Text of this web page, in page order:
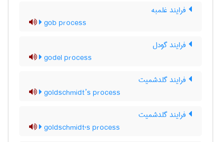
فرایند غلمبه
gob process
فرایند گودل
godel process
فرایند گلدشمیت
goldschmidt’s process
فرایند گلدشمیت
goldschmidt's process